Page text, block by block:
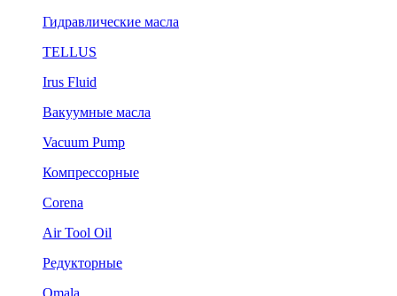
Гидравлические масла
TELLUS
Irus Fluid
Вакуумные масла
Vacuum Pump
Компрессорные
Corena
Air Tool Oil
Редукторные
Omala